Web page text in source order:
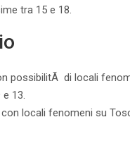
tra 15 e 18.
possibilitÃ di locali
13.
locali fenomeni su